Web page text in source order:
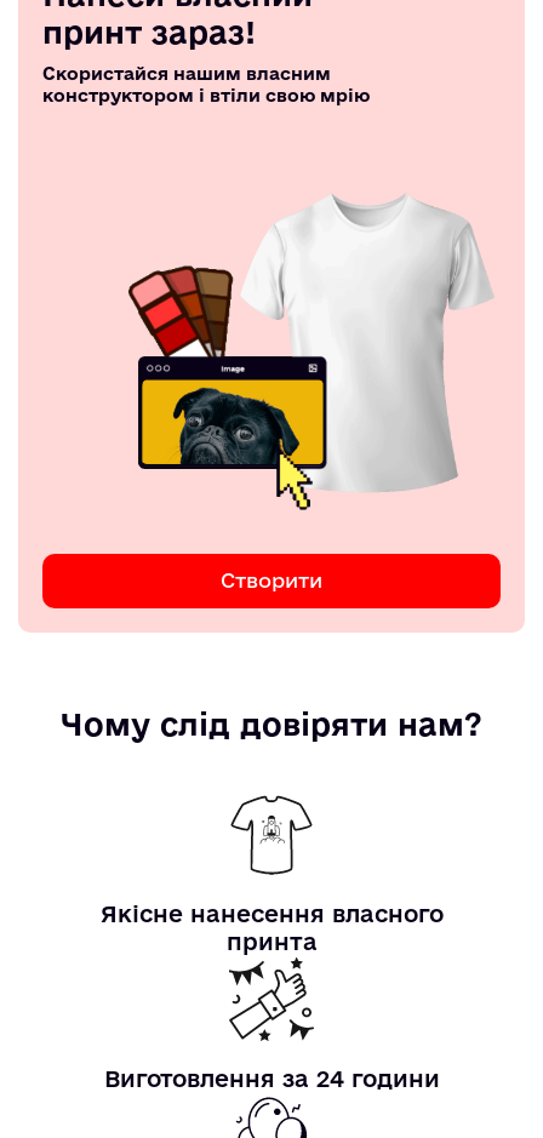
принт зараз!
Скористайся нашим власним
конструктором і втіли свою мрію
Створити
Чому слід довіряти нам?
Якісне нанесення власного
принта
Виготовлення за 24 години